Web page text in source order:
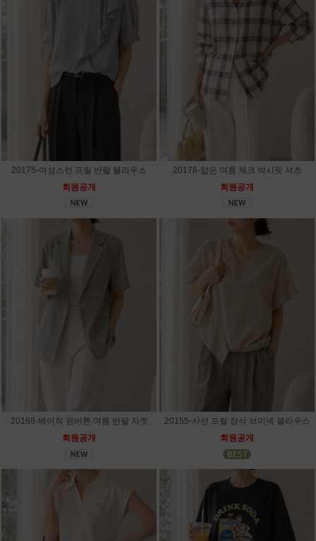
20175-여성스런 프릴 반팔 블라우스
회원공개
20178-얇은 여름 체크 박시핏 셔츠
회원공개
20168-베이직 원버튼 여름 반팔 자켓
회원공개
20155-사선 프릴 장식 브이넥 블라우스
회원공개